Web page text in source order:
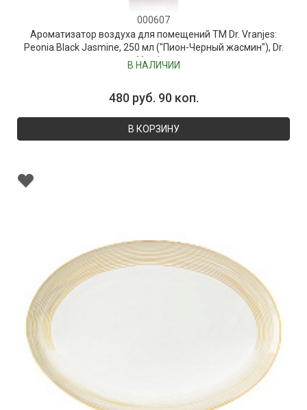
000607
Ароматизатор воздуха для помещений ТМ Dr. Vranjes:
Peonia Black Jasmine, 250 мл ("Пион-Черный жасмин"), Dr.
Vranjes
В НАЛИЧИИ
480 руб. 90 коп.
В КОРЗИНУ